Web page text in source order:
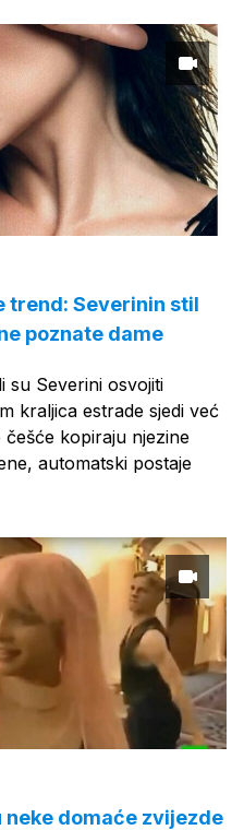
trend: Severinin stil
poznate dame
su Severini osvojiti
kraljica estrade sjedi već
češće kopiraju njezine
automatski postaje
neke domaće zvijezde